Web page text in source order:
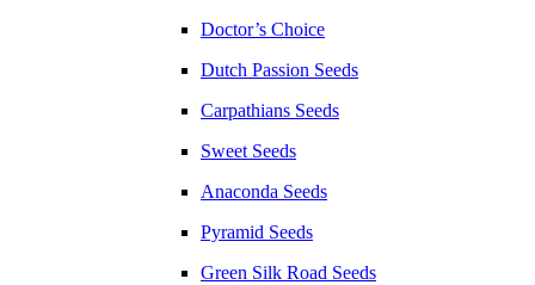
Doctor’s Choice
Dutch Passion Seeds
Carpathians Seeds
Sweet Seeds
Anaconda Seeds
Pyramid Seeds
Green Silk Road Seeds